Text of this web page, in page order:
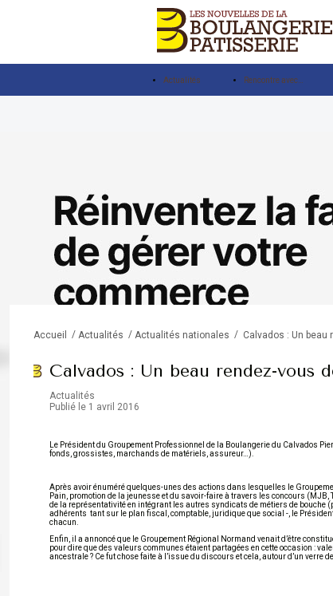
Actualités Rencontre avec…
Accueil / Actualités / Actualités nationales / Calvados : Un beau
Calvados : Un beau rendez-vous
Actualités
Publié le 1 avril 2016
Le Président du Groupement Professionnel de la Boulangerie du Calvados
fonds, grossistes, marchands de matériels, assureur…).
Après avoir énuméré quelques-unes des actions dans lesquelles le
Pain, promotion de la jeunesse et du savoir-faire à travers les concours (MJB,
de la représentativité en intégrant les autres syndicats de métiers de
adhérents tant sur le plan fiscal, comptable, juridique que social -, le
chacun.
Enfin, il a annoncé que le Groupement Régional Normand venait d’être
pour dire que des valeurs communes étaient partagées en cette occasion :
ancestrale ? Ce fut chose faite à l’issue du discours et cela, autour d’un